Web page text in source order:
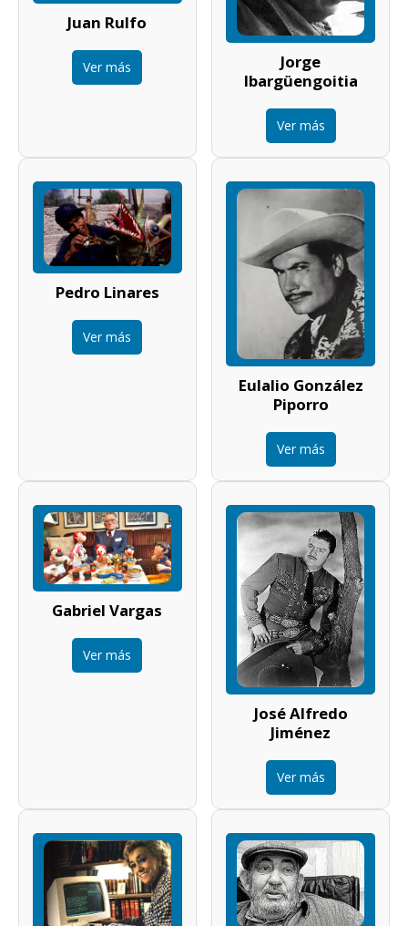
Juan Rulfo
Ver más
Jorge
Ibargüengoitia
Ver más
Pedro Linares
Ver más
Eulalio González
Piporro
Ver más
Gabriel Vargas
Ver más
José Alfredo
Jiménez
Ver más